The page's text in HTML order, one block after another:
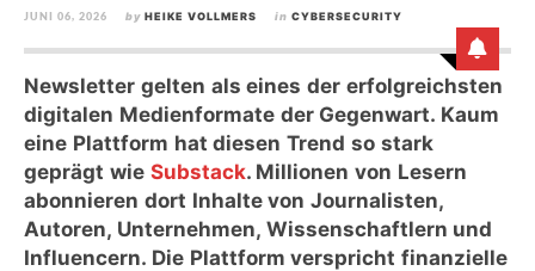
JUNI 06, 2026 by HEIKE VOLLMERS in CYBERSECURITY
Newsletter gelten als eines der erfolgreichsten
digitalen Medienformate der Gegenwart. Kaum
eine Plattform hat diesen Trend so stark
geprägt wie Substack. Millionen von Lesern
abonnieren dort Inhalte von Journalisten,
Autoren, Unternehmen, Wissenschaftlern und
Influencern. Die Plattform verspricht finanzielle